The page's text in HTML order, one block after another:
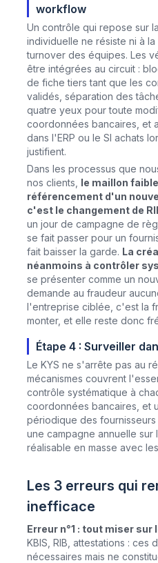
workflow
Un contrôle qui repose sur
individuelle ne résiste ni à la
turnover des équipes. Les
être intégrées au circuit :
de fiche tiers tant que les
validés, séparation des
quatre yeux pour toute
coordonnées bancaires, et
dans l'ERP ou le SI achats
justifient.
Dans les processus que
nos clients, le maillon
référencement d'un
c'est le changement de
un jour de campagne de
se fait passer pour un
fait baisser la garde. La
néanmoins à contrôler
se présenter comme un
demande au fraudeur
l'entreprise ciblée, c'est la
monter, et elle reste donc
Étape 4 : Surveiller
Le KYS ne s'arrête pas au
mécanismes couvrent
contrôle systématique à
coordonnées bancaires, et
périodique des
une campagne annuelle sur
réalisable en masse avec
Les 3 erreurs qui
inefficace
Erreur n°1 : tout miser
KBIS, RIB, attestations : ces
nécessaires mais ne